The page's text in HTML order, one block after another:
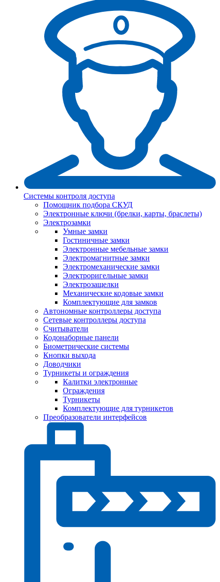
Системы контроля доступа
Помощник подбора СКУД
Электронные ключи (брелки, карты, браслеты)
Электрозамки
Умные замки
Гостиничные замки
Электронные мебельные замки
Электромагнитные замки
Электромеханические замки
Электроригельные замки
Электрозащелки
Механические кодовые замки
Комплектующие для замков
Автономные контроллеры доступа
Сетевые контроллеры доступа
Считыватели
Кодонаборные панели
Биометрические системы
Кнопки выхода
Доводчики
Турникеты и ограждения
Калитки электронные
Ограждения
Турникеты
Комплектующие для турникетов
Преобразователи интерфейсов